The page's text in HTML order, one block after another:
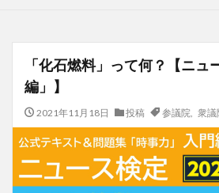
「化石燃料」って何？【ニュ
編」】
2021年11月18日 投稿 参議院, 衆議